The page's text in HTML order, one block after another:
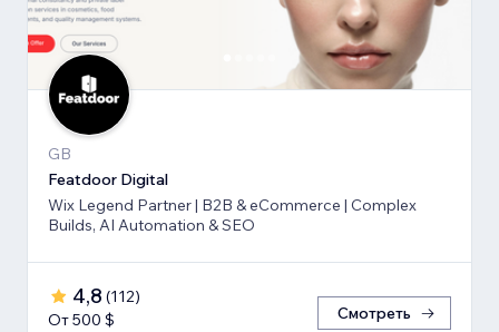
GB
Featdoor Digital
Wix Legend Partner | B2B & eCommerce | Complex
Builds, AI Automation & SEO
4,8 (112)
От 500 $
Смотреть